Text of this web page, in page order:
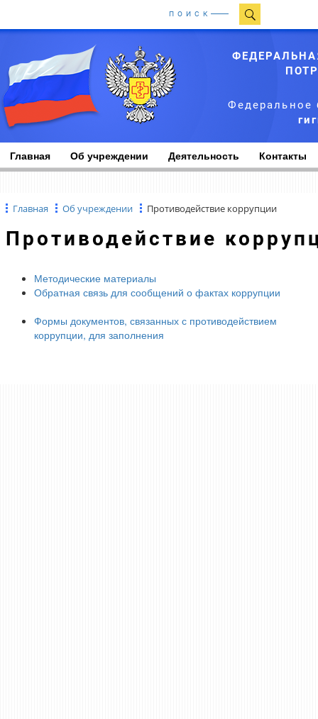
ПОИСК
Федеральное
Главная Об учреждении Деятельность Контакты
Главная Об учреждении Противодействие коррупции
Противодействие
Методические материалы
Обратная связь для сообщений о фактах коррупции
Формы документов, связанных с противодействием
коррупции, для заполнения